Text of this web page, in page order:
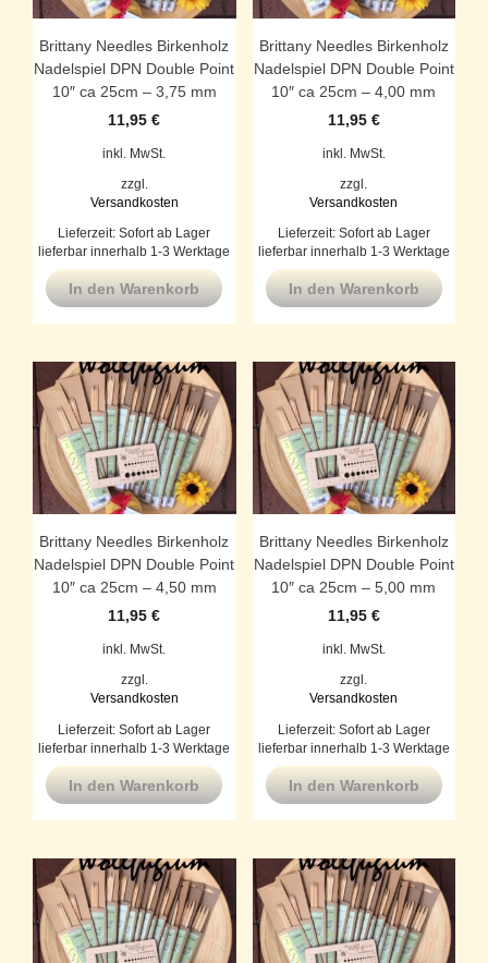
Brittany Needles Birkenholz
Nadelspiel DPN Double Point
10″ ca 25cm – 3,75 mm
11,95€
inkl. MwSt.
zzgl.
Versandkosten
Lieferzeit:Sofort ab Lager
lieferbar innerhalb 1-3 Werktage
In den Warenkorb
Brittany Needles Birkenholz
Nadelspiel DPN Double Point
10″ ca 25cm – 4,00 mm
11,95 €
inkl. MwSt.
zzgl.
Versandkosten
Lieferzeit: Sofort ab Lager
lieferbar innerhalb 1-3 Werktage
In den Warenkorb
Brittany Needles Birkenholz
Nadelspiel DPN Double Point
10″ ca 25cm – 4,50 mm
11,95€
inkl. MwSt.
zzgl.
Versandkosten
Lieferzeit:Sofort ab Lager
lieferbar innerhalb 1-3 Werktage
In den Warenkorb
Brittany Needles Birkenholz
Nadelspiel DPN Double Point
10″ ca 25cm – 5,00 mm
11,95 €
inkl. MwSt.
zzgl.
Versandkosten
Lieferzeit: Sofort ab Lager
lieferbar innerhalb 1-3 Werktage
In den Warenkorb